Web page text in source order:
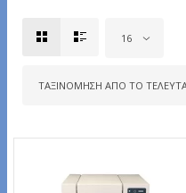
16
ΤΑΞΙΝΌΜΗΣΗ ΑΠΌ ΤΟ